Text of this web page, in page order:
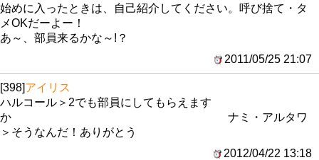
始めに入ったときは、自己紹介してください。呼び捨て・タ
メOKだーよー！
あ～、部員来るかな～!？
2011/05/25 21:07
[398]アイリス
ハルコール＞2でも部員にしてもらえます
か ナミ・アルタワ
＞そうなんだ！ありがとう
2012/04/22 13:18